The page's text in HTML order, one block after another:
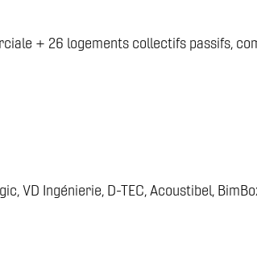
+ 26 logements collectifs passifs,
VD Ingénierie, D-TEC, Acoustibel,